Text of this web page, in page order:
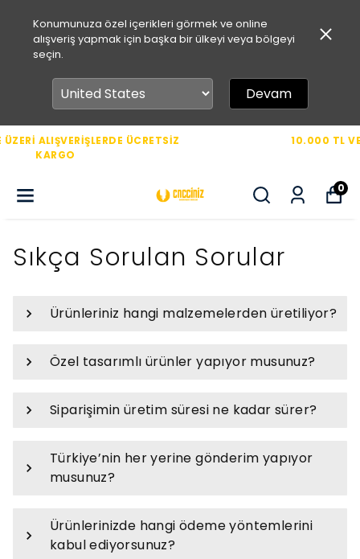
Konumunuza özel içerikleri görmek ve online
alışveriş yapmak için başka bir ülkeyi veya bölgeyi
seçin.
Devam
10.000 TL VE ÜZERİ ALIŞVERİŞLERDE ÜCRETSİZ
0
Sıkça Sorulan Sorular
Ürünleriniz hangi malzemelerden üretiliyor?
Özel tasarımlı ürünler yapıyor musunuz?
Siparişimin üretim süresi ne kadar sürer?
Türkiye’nin her yerine gönderim yapıyor
musunuz?
Ürünlerinizde hangi ödeme yöntemlerini
kabul ediyorsunuz?